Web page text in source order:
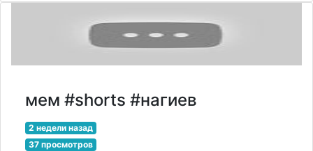
мем #shorts #нагиев
2 недели назад
37 просмотров